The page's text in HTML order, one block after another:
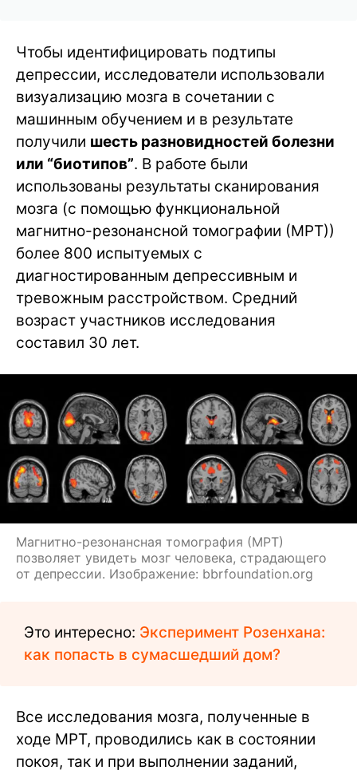
Чтобы идентифицировать подтипы
депрессии, исследователи использовали
визуализацию мозга в сочетании с
машинным обучением и в результате
получили шесть разновидностей болезни
или “биотипов”. В работе были
использованы результаты сканирования
мозга (с помощью функциональной
магнитно-резонансной томографии (МРТ))
более 800 испытуемых с
диагностированным депрессивным и
тревожным расстройством. Средний
возраст участников исследования
составил 30 лет.
Магнитно-резонансная томография (МРТ)
позволяет увидеть мозг человека, страдающего
от депрессии. Изображение: bbrfoundation.org
Это интересно: Эксперимент Розенхана:
как попасть в сумасшедший дом?
Все исследования мозга, полученные в
ходе МРТ, проводились как в состоянии
покоя, так и при выполнении заданий,